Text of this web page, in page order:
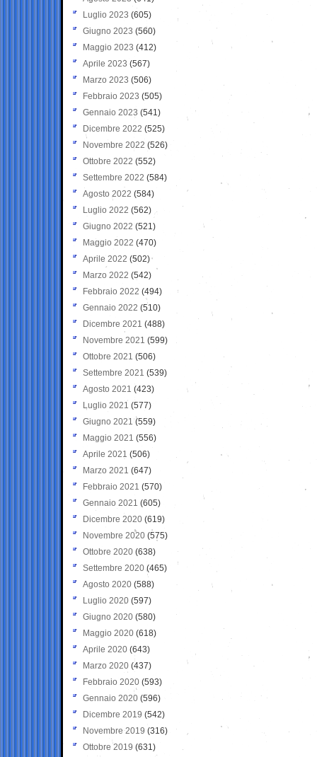
Luglio 2023 (605)
Giugno 2023 (560)
Maggio 2023 (412)
Aprile 2023 (567)
Marzo 2023 (506)
Febbraio 2023 (505)
Gennaio 2023 (541)
Dicembre 2022 (525)
Novembre 2022 (526)
Ottobre 2022 (552)
Settembre 2022 (584)
Agosto 2022 (584)
Luglio 2022 (562)
Giugno 2022 (521)
Maggio 2022 (470)
Aprile 2022 (502)
Marzo 2022 (542)
Febbraio 2022 (494)
Gennaio 2022 (510)
Dicembre 2021 (488)
Novembre 2021 (599)
Ottobre 2021 (506)
Settembre 2021 (539)
Agosto 2021 (423)
Luglio 2021 (577)
Giugno 2021(559)
Maggio 2021 (556)
Aprile 2021 (506)
Marzo 2021 (647)
Febbraio 2021 (570)
Gennaio 2021 (605)
Dicembre 2020 (619)
Novembre 2020 (575)
Ottobre 2020 (638)
Settembre 2020(465)
Agosto 2020 (588)
Luglio 2020 (597)
Giugno 2020 (580)
Maggio 2020 (618)
Aprile 2020 (643)
Marzo 2020 (437)
Febbraio 2020 (593)
Gennaio 2020 (596)
Dicembre 2019 (542)
Novembre 2019 (316)
Ottobre 2019 (631)